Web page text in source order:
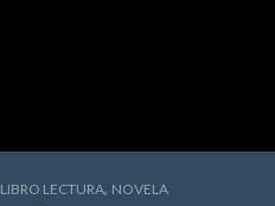
LIBRO LECTURA, NOVELA